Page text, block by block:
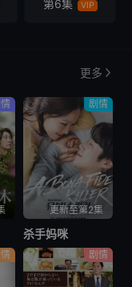
第6集 VIP
更多
剧情
更新至第2集
杀手妈咪
剧情